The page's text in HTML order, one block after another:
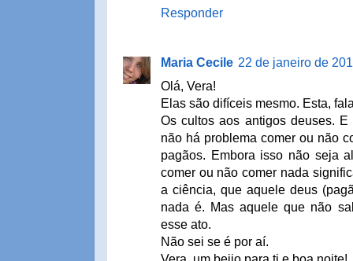
Responder
Maria Cecile 22 de janeiro de
Olá, Vera!
Elas são difíceis mesmo. Esta,
Os cultos aos antigos deuses.
não há problema comer ou não
pagãos. Embora isso não seja
comer ou não comer nada
a ciência, que aquele deus
nada é. Mas aquele que não
esse ato.
Não sei se é por aí.